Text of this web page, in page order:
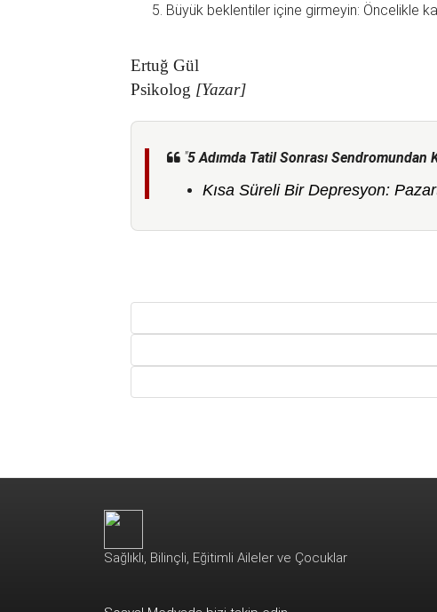
Büyük beklentiler içine girmeyin: Öncelikle
Ertuğ Gül
Psikolog [Yazar]
"5 Adımda Tatil Sonrası Sendromundan
Kısa Süreli Bir Depresyon:
Sağlıklı, Bilinçli, Eğitimli Aileler ve Çocuklar